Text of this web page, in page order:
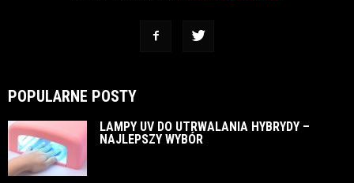
POPULARNE POSTY
LAMPY UV DO UTRWALANIA HYBRYDY –
NAJLEPSZY WYBÓR